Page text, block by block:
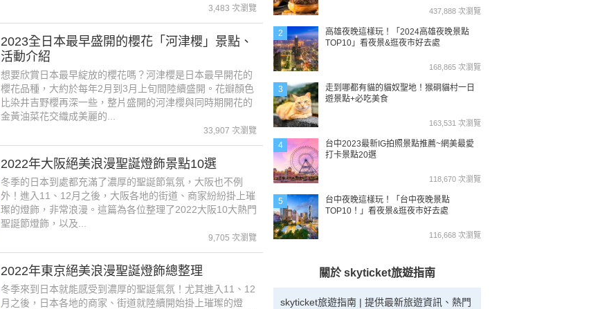
3,483 次瀏覽
2023全日本最早盛開的櫻花「河津櫻」景點、
活動介紹
想要欣賞日本最早綻放的櫻花嗎？河津櫻是日本最早開花的
櫻花品種，大約於每年2月到3月上旬間陸續盛開。花瓣顏色
比染井吉野櫻再深一些，整片盛開的河津櫻與同時期開花的
金黃油菜花交織成美麗的...
33,907 次瀏覽
2022年大阪絕美浪漫聖誕燈飾景點10選
冬季的日本到處都充滿了濃厚的聖誕節氣氛，大阪也不例
外！進入11、12月之後，大阪各地的街道、商家紛紛掛上璀
璨的燈飾，非常浪漫。這篇為各位整理了2022大阪10大熱門
聖誕節燈飾，以及...
9,705 次瀏覽
2022年東京絕美浪漫聖誕燈飾總整理
冬季來到日本就能感受到濃厚的聖誕氣氛！尤其進入11、12
月之後，日本各地的商家、街道就陸續開始掛上璀璨的燈
437,888 次瀏覽
2
高雄夜晚這樣玩！「2024高雄夜晚景點
TOP10」看夜景&逛夜市好去處
168,865 次瀏覽
3
走到哪都有貓的貓奴聖地！猴硐貓村一日
遊景點+必吃美食
163,531 次瀏覽
4
台中2023最新IG拍照景點推薦~網美最愛
打卡景點20選
118,670 次瀏覽
5
台中夜晚這樣玩！「台中夜晚景點
TOP10！」看夜景&逛夜市好去處
116,668 次瀏覽
關於 skyticket旅遊指南
skyticket旅遊指南 | 提供最新旅遊資訊、熱門